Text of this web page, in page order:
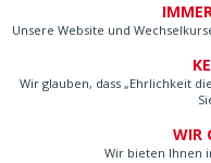
Unsere Website und
Wir glauben, dass „Ehrlichkeit
WIR
Wir bieten Ihnen